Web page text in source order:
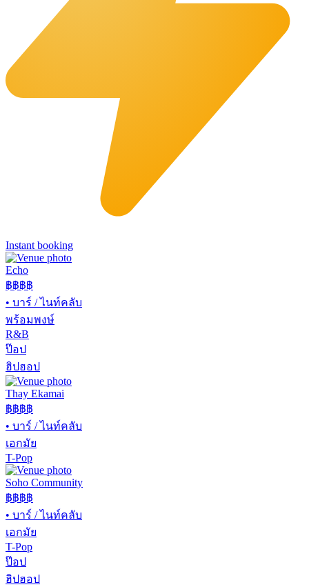
Instant booking
Echo
฿฿฿฿
• บาร์ / ไนท์คลับ
พร้อมพงษ์
R&B
ป๊อป
ฮิปฮอป
Thay Ekamai
฿฿฿฿
• บาร์ / ไนท์คลับ
เอกมัย
T-Pop
Soho Community
฿฿฿฿
• บาร์ / ไนท์คลับ
เอกมัย
T-Pop
ป๊อป
ฮิปฮอป